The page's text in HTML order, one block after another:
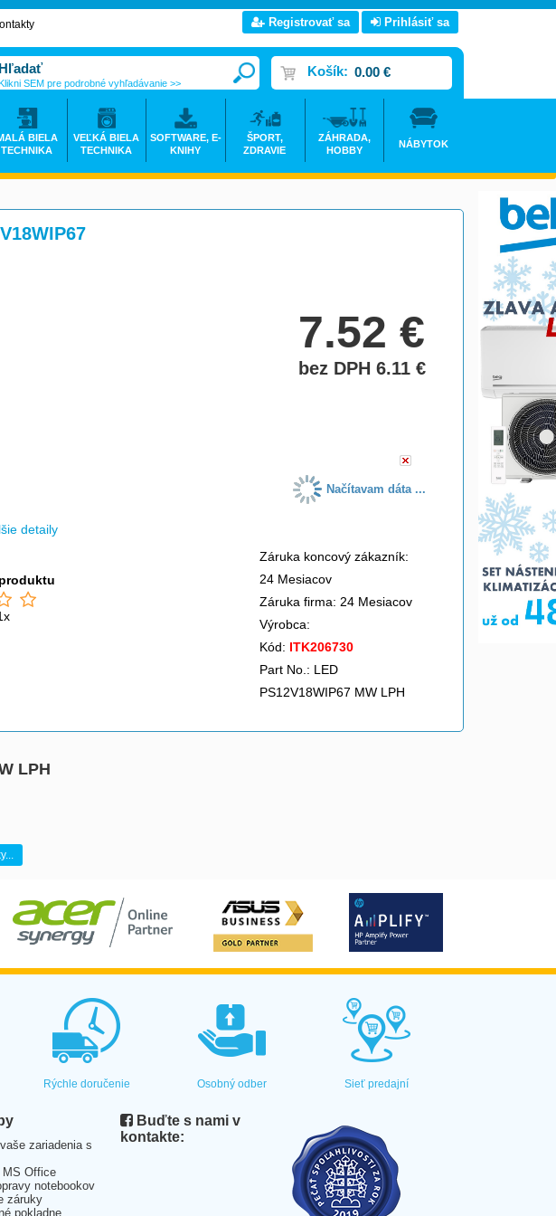
7.52€
bez DPH 6.11€
Načítavam dáta ...
detaily
Záruka koncový zákazník:
24 Mesiacov
Záruka firma: 24 Mesiacov
Výrobca:
Kód: ITK206730
Part No.: LED
PS12V18WIP67 MW LPH
LPH
Registrovať sa Prihlásiť sa
Košík: 0.00 €
SEM pre podrobné vyhľadávanie >>
BIELA
TECHNIKA
VEĽKÁ BIELA
TECHNIKA
SOFTWARE, E-
KNIHY
ŠPORT,
ZDRAVIE
ZÁHRADA,
HOBBY
NÁBYTOK
Rýchle doručenie Osobný odber Sieť predajní
zariadenia s
MS Office
notebookov
záruky
pokladne
Buďte s nami v
kontakte: